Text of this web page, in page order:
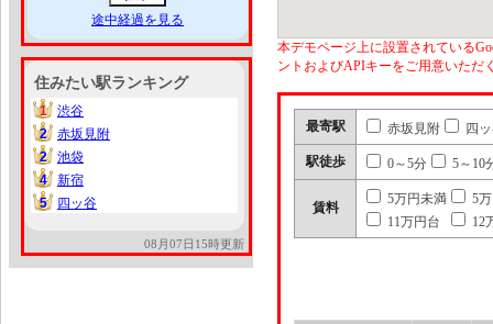
途中経過を見る
住みたい駅ランキング
1
1
渋谷
2
2
赤坂見附
2
2
池袋
4
4
新宿
5
5 四ッ谷
08月07日15時更新
本デモページ上に設置されている
ントおよびAPIキーをご用意いただ
最寄駅 赤坂見附 四
駅徒歩 0～5分 5～10
賃料
5万円未満
5
11万円台
12